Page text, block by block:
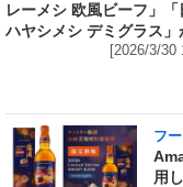
レーメシ 欧風ビーフ」
ハヤシメシ デミグラス」
[2026/3/30
フ
用